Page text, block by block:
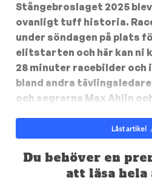
Stångebroslaget 2025
ovanligt tuff historia.
under söndagen på plats
elitstarten och här kan ni
28 minuter racebilder och
bland andra
och segrarna Max Ahlin
Låst artikel
Du behöver en
att läsa